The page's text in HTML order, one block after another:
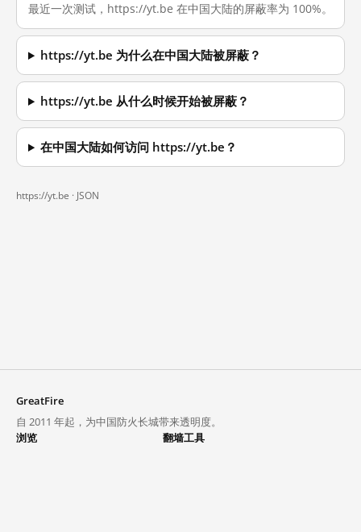
最近一次测试，https://yt.be 在中国大陆的屏蔽率为 100%。
https://yt.be 为什么在中国大陆被屏蔽？
https://yt.be 从什么时候开始被屏蔽？
在中国大陆如何访问 https://yt.be？
https://yt.be · JSON
GreatFire
自 2011 年起，为中国防火长城带来透明度。
浏览
翻墙工具